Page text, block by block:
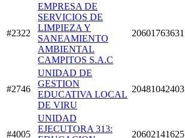
#2322
EMPRESA DE
SERVICIOS DE
LIMPIEZA Y
SANEAMIENTO
AMBIENTAL
CAMPITOS S.A.C
20601763631
#2746
UNIDAD DE
GESTION
EDUCATIVA LOCAL
DE VIRU
20481042403
#4005
UNIDAD
EJECUTORA 313:
20602141625